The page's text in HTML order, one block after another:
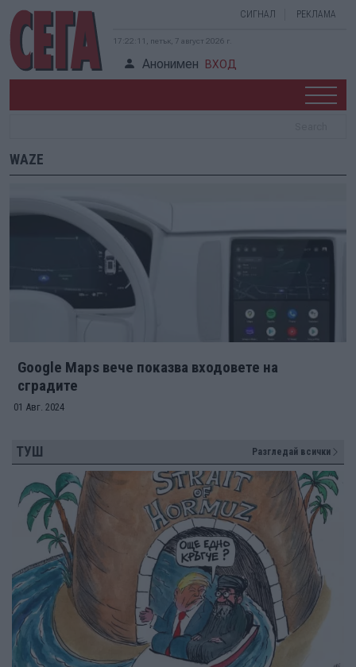
СИГНАЛ РЕКЛАМА
17:22:11, петък, 7 август 2026 г.
Анонимен ВХОД
WAZE
Google Maps вече показва входовете на
сградите
01 Авг. 2024
ТУШ Разгледай всички